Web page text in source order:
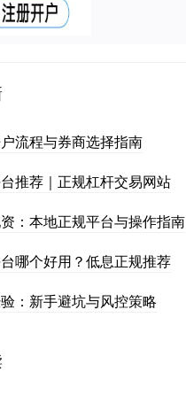
流程与券商选择指南
推荐｜正规杠杆交易网站
：本地正规平台与操作指南
哪个好用？低息正规推荐
：新手避坑与风控策略